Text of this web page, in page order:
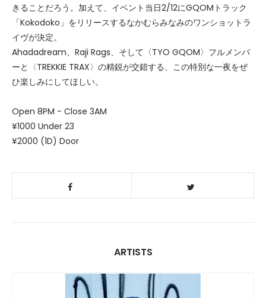
きることだろう。加えて、イベント当日2/12にGQOMトラック
「Kokodoko」をリリースするなかむらみなみのワンショットラ
イヴが決定。
Ahadadream、Raji Rags、そして〈TYO GQOM〉フルメンバ
ーと〈TREKKIE TRAX〉の精鋭が交錯する、この特別な一夜をぜ
ひ楽しみにしてほしい。
Open 8PM - Close 3AM
¥1000 Under 23
¥2000 (1D) Door
ARTISTS